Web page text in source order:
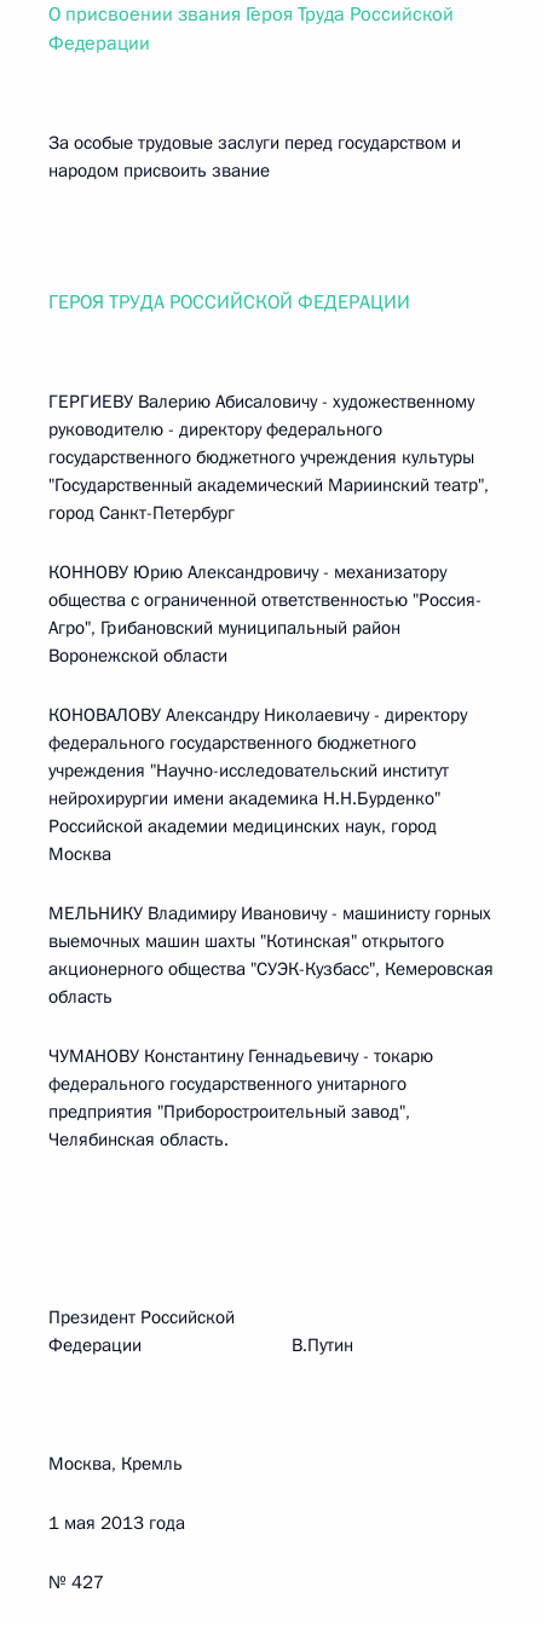
О присвоении звания Героя Труда Российской
Федерации
За особые трудовые заслуги перед государством и
народом присвоить звание
ГЕРОЯ ТРУДА РОССИЙСКОЙ ФЕДЕРАЦИИ
ГЕРГИЕВУ Валерию Абисаловичу - художественному
руководителю - директору федерального
государственного бюджетного учреждения культуры
"Государственный академический Мариинский театр",
город Санкт-Петербург
КОННОВУ Юрию Александровичу - механизатору
общества с ограниченной ответственностью "Россия-
Агро", Грибановский муниципальный район
Воронежской области
КОНОВАЛОВУ Александру Николаевичу - директору
федерального государственного бюджетного
учреждения "Научно-исследовательский институт
нейрохирургии имени академика Н.Н.Бурденко"
Российской академии медицинских наук, город
Москва
МЕЛЬНИКУ Владимиру Ивановичу - машинисту горных
выемочных машин шахты "Котинская" открытого
акционерного общества "СУЭК-Кузбасс", Кемеровская
область
ЧУМАНОВУ Константину Геннадьевичу - токарю
федерального государственного унитарного
предприятия "Приборостроительный завод",
Челябинская область.
Президент Российской
Федерации В.Путин
Москва, Кремль
1 мая 2013 года
№ 427